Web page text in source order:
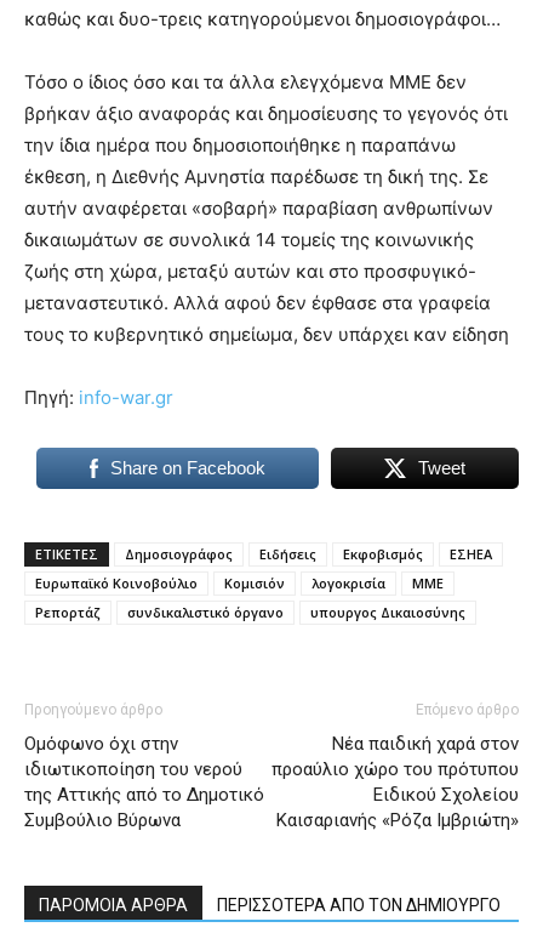
καθώς και δυο-τρεις κατηγορούμενοι δημοσιογράφοι…
Τόσο ο ίδιος όσο και τα άλλα ελεγχόμενα ΜΜΕ δεν
βρήκαν άξιο αναφοράς και δημοσίευσης το γεγονός ότι
την ίδια ημέρα που δημοσιοποιήθηκε η παραπάνω
έκθεση, η Διεθνής Αμνηστία παρέδωσε τη δική της. Σε
αυτήν αναφέρεται «σοβαρή» παραβίαση ανθρωπίνων
δικαιωμάτων σε συνολικά 14 τομείς της κοινωνικής
ζωής στη χώρα, μεταξύ αυτών και στο προσφυγικό-
μεταναστευτικό. Αλλά αφού δεν έφθασε στα γραφεία
τους το κυβερνητικό σημείωμα, δεν υπάρχει καν είδηση
Πηγή: info-war.gr
Share on Facebook Tweet
ΕΤΙΚΕΤΕΣ Δημοσιογράφος Ειδήσεις Εκφοβισμός
ΕΣΗΕΑ
Ευρωπαϊκό Κοινοβούλιο
Κομισιόν λογοκρισία
ΜΜΕ
Ρεπορτάζ
συνδικαλιστικό όργανο υπουργος Δικαιοσύνης
Προηγούμενο άρθρο
Ομόφωνο όχι στην
ιδιωτικοποίηση του νερού
της Αττικής από το Δημοτικό
Συμβούλιο Βύρωνα
Επόμενο άρθρο
Νέα παιδική χαρά στον
προαύλιο χώρο του πρότυπου
Ειδικού Σχολείου
Καισαριανής «Ρόζα Ιμβριώτη»
ΠΑΡΟΜΟΙΑ ΑΡΘΡΑ ΠΕΡΙΣΣΟΤΕΡΑ ΑΠΟ ΤΟΝ ΔΗΜΙΟΥΡΓΟ